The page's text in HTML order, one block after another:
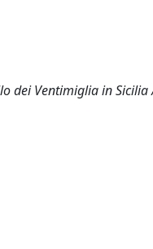
Ventimiglia in Sicilia